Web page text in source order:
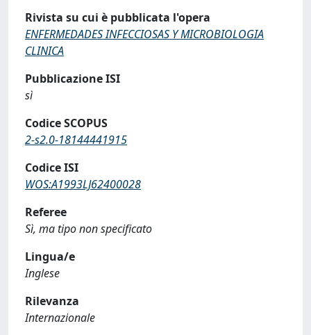
Rivista su cui è pubblicata l'opera
ENFERMEDADES INFECCIOSAS Y MICROBIOLOGIA
CLINICA
Pubblicazione ISI
sì
Codice SCOPUS
2-s2.0-18144441915
Codice ISI
WOS:A1993LJ62400028
Referee
Sì, ma tipo non specificato
Lingua/e
Inglese
Rilevanza
Internazionale